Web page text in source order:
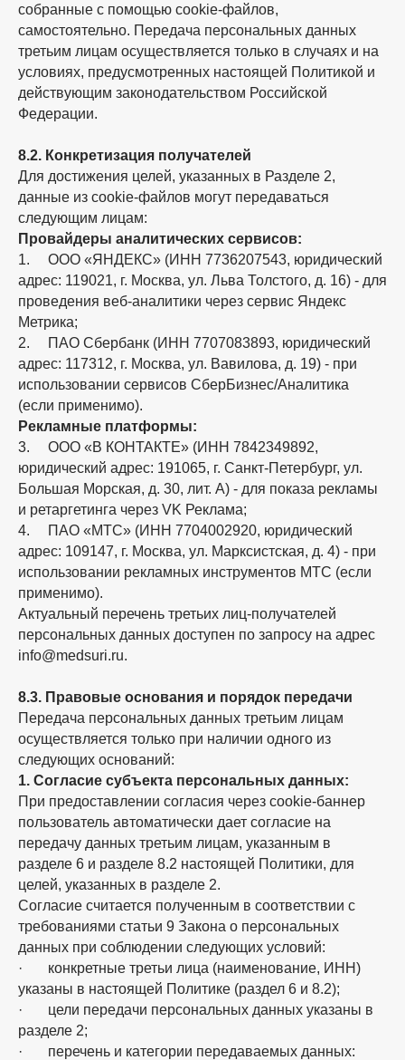
собранные с помощью cookie-файлов,
самостоятельно. Передача персональных данных
третьим лицам осуществляется только в случаях и на
условиях, предусмотренных настоящей Политикой и
действующим законодательством Российской
Федерации.
8.2. Конкретизация получателей
Для достижения целей, указанных в Разделе 2,
данные из cookie-файлов могут передаваться
следующим лицам:
Провайдеры аналитических сервисов:
1. ООО «ЯНДЕКС» (ИНН 7736207543, юридический
адрес: 119021, г. Москва, ул. Льва Толстого, д. 16) - для
проведения веб-аналитики через сервис Яндекс
Метрика;
2. ПАО Сбербанк (ИНН 7707083893, юридический
адрес: 117312, г. Москва, ул. Вавилова, д. 19) - при
использовании сервисов СберБизнес/Аналитика
(если применимо).
Рекламные платформы:
3. ООО «В КОНТАКТЕ» (ИНН 7842349892,
юридический адрес: 191065, г. Санкт-Петербург, ул.
Большая Морская, д. 30, лит. А) - для показа рекламы
и ретаргетинга через VK Реклама;
4. ПАО «МТС» (ИНН 7704002920, юридический
адрес: 109147, г. Москва, ул. Марксистская, д. 4) - при
использовании рекламных инструментов МТС (если
применимо).
Актуальный перечень третьих лиц-получателей
персональных данных доступен по запросу на адрес
info@medsuri.ru.
8.3. Правовые основания и порядок передачи
Передача персональных данных третьим лицам
осуществляется только при наличии одного из
следующих оснований:
1. Согласие субъекта персональных данных:
При предоставлении согласия через cookie-баннер
пользователь автоматически дает согласие на
передачу данных третьим лицам, указанным в
разделе 6 и разделе 8.2 настоящей Политики, для
целей, указанных в разделе 2.
Согласие считается полученным в соответствии с
требованиями статьи 9 Закона о персональных
данных при соблюдении следующих условий:
· конкретные третьи лица (наименование, ИНН)
указаны в настоящей Политике (раздел 6 и 8.2);
· цели передачи персональных данных указаны в
разделе 2;
· перечень и категории передаваемых данных: